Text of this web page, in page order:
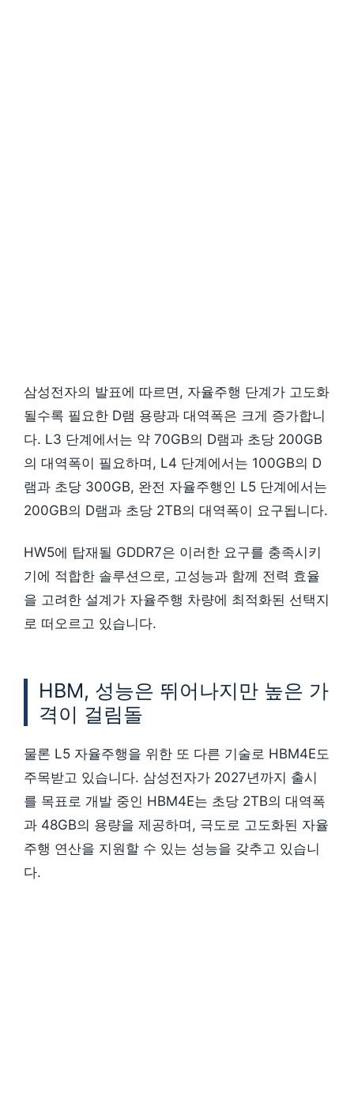
삼성전자의 발표에 따르면, 자율주행 단계가 고도화
될수록 필요한 D램 용량과 대역폭은 크게 증가합니
다. L3 단계에서는 약 70GB의 D램과 초당 200GB
의 대역폭이 필요하며, L4 단계에서는 100GB의 D
램과 초당 300GB, 완전 자율주행인 L5 단계에서는
200GB의 D램과 초당 2TB의 대역폭이 요구됩니다.
HW5에 탑재될 GDDR7은 이러한 요구를 충족시키
기에 적합한 솔루션으로, 고성능과 함께 전력 효율
을 고려한 설계가 자율주행 차량에 최적화된 선택지
로 떠오르고 있습니다.
HBM, 성능은 뛰어나지만 높은 가
격이 걸림돌
물론 L5 자율주행을 위한 또 다른 기술로 HBM4E도
주목받고 있습니다. 삼성전자가 2027년까지 출시
를 목표로 개발 중인 HBM4E는 초당 2TB의 대역폭
과 48GB의 용량을 제공하며, 극도로 고도화된 자율
주행 연산을 지원할 수 있는 성능을 갖추고 있습니
다.